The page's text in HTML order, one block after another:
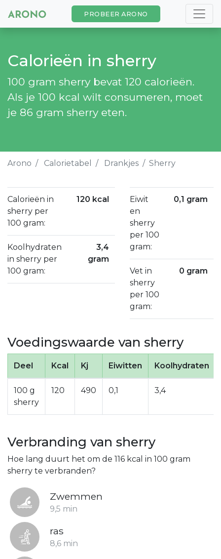
PROBEER ARONO
Calorieën in sherry
100 gram sherry bevat 120 calorieën.
Als je 100 kcal wilt consumeren, moet
je 86 gram sherry eten.
Arono Calorietabel Drankjes Sherry
Calorieën in
sherry per
100 gram:
120 kcal
Koolhydraten
in sherry per
100 gram:
3,4
gram
Eiwit
en
sherry
per 100
gram:
0,1 gram
Vet in
sherry
per 100
gram:
0 gram
Voedingswaarde van sherry
Deel Kcal Kj Eiwitten Koolhydraten
100 g
sherry
120 490 0,1 3,4
Verbranding van sherry
Hoe lang duurt het om de 116 kcal in 100 gram
sherry te verbranden?
Zwemmen
9,5 min
ras
8,6 min